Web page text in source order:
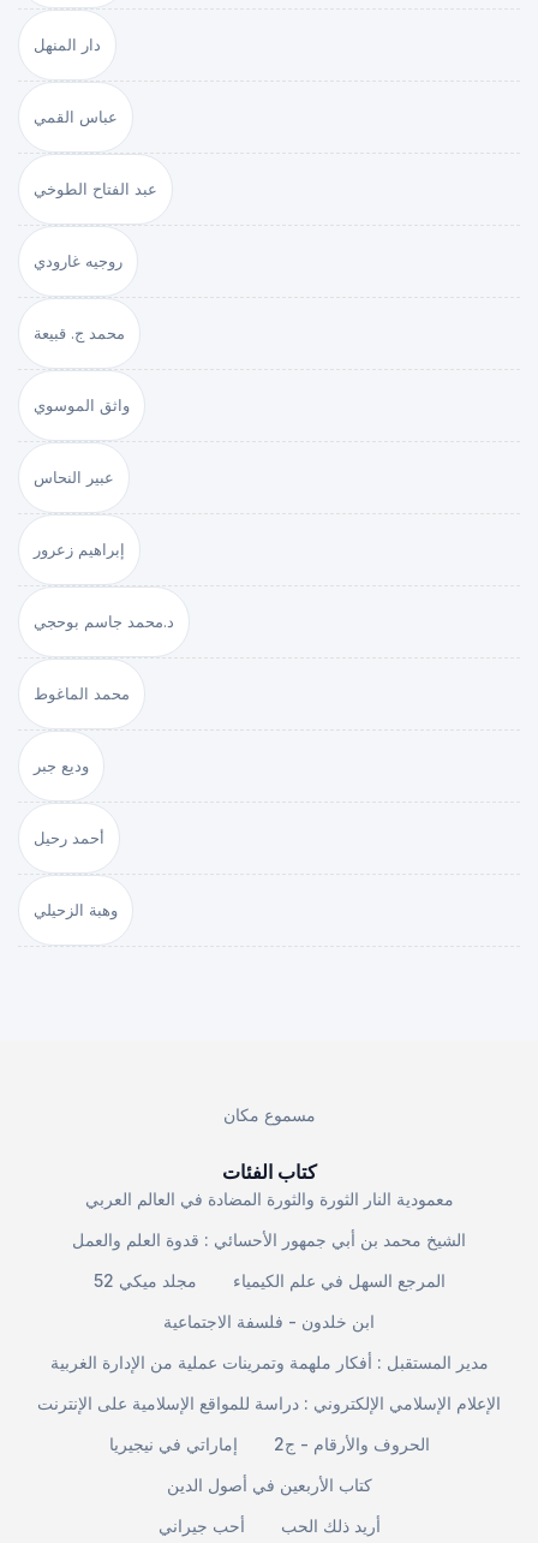
دار المنهل
عباس القمي
عبد الفتاح الطوخي
روجيه غارودي
محمد ج. قبيعة
واثق الموسوي
عبير النحاس
إبراهيم زعرور
د.محمد جاسم بوحجي
محمد الماغوط
وديع جبر
أحمد رحيل
وهبة الزحيلي
مسموع مكان
كتاب الفئات
معمودية النار الثورة والثورة المضادة في العالم العربي
الشيخ محمد بن أبي جمهور الأحسائي : قدوة العلم والعمل
مجلد ميكي 52
المرجع السهل في علم الكيمياء
ابن خلدون - فلسفة الاجتماعية
مدير المستقبل : أفكار ملهمة وتمرينات عملية من الإدارة الغربية
الإعلام الإسلامي الإلكتروني : دراسة للمواقع الإسلامية على الإنترنت
إماراتي في نيجيريا
الحروف والأرقام - ج2
كتاب الأربعين في أصول الدين
أحب جيراني
أريد ذلك الحب